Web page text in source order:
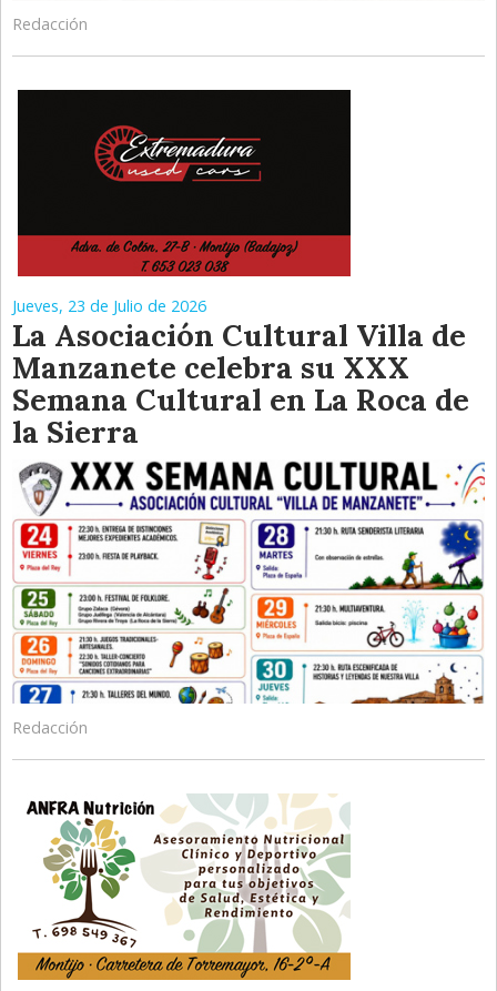
Redacción
Jueves, 23 de Julio de 2026
La Asociación Cultural Villa de
Manzanete celebra su XXX
Semana Cultural en La Roca de
la Sierra
Redacción